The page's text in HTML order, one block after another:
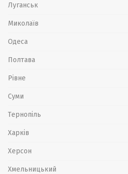
Луганськ
Миколаїв
Одеса
Полтава
Рівне
Суми
Тернопіль
Харків
Херсон
Хмельницький